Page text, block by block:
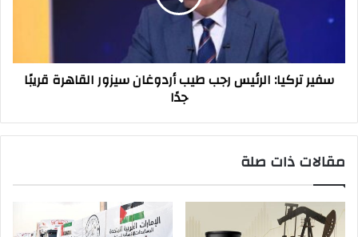
سيزور
قريبًا
جدًاسفير تركيا: الرئيس رجب طيب أردوغان سيزور القاهرة قريبًا
جدًا
مقالات ذات صلة